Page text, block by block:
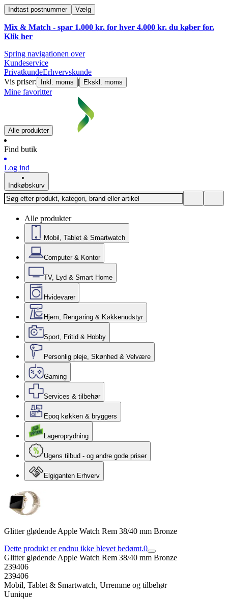
Indtast postnummer Vælg
Mix & Match - spar 1.000 kr. for hver 4.000 kr. du køber for.
Klik her
Spring navigationen over
Kundeservice
PrivatkundeErhvervskunde
Vis priser:
Inkl. moms | Ekskl. moms
Mine favoritter
Alle produkter
Find butik
Log ind
Indkøbskurv
Alle produkter
Mobil, Tablet & Smartwatch
Computer & Kontor
TV, Lyd & Smart Home
Hvidevarer
Hjem, Rengøring & Køkkenudstyr
Sport, Fritid & Hobby
Personlig pleje, Skønhed & Velvære
Gaming
Services & tilbehør
Epoq køkken & bryggers
Lageroprydning
Ugens tilbud - og andre gode priser
Elgiganten Erhverv
Glitter glødende Apple Watch Rem 38/40 mm Bronze
Dette produkt er endnu ikke blevet bedømt.0
Glitter glødende Apple Watch Rem 38/40 mm Bronze
239406
239406
Mobil, Tablet & Smartwatch, Urremme og tilbehør
Uunique